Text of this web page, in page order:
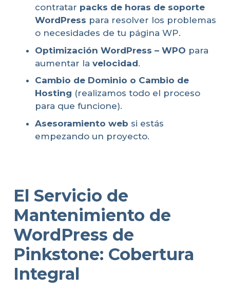
contratar packs de horas de soporte
WordPress para resolver los problemas
o necesidades de tu página WP.
Optimización WordPress – WPO para
aumentar la velocidad.
Cambio de Dominio o Cambio de
Hosting (realizamos todo el proceso
para que funcione).
Asesoramiento web si estás
empezando un proyecto.
El Servicio de
Mantenimiento de
WordPress de
Pinkstone: Cobertura
Integral